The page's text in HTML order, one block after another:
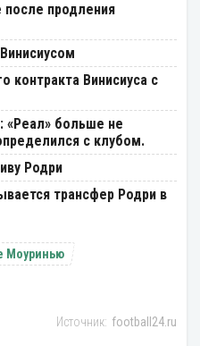
после продления
контракта Винисиуса с
«Реал» больше не
с клубом.
Родри
трансфер Родри в
Моуринью
football24.ru